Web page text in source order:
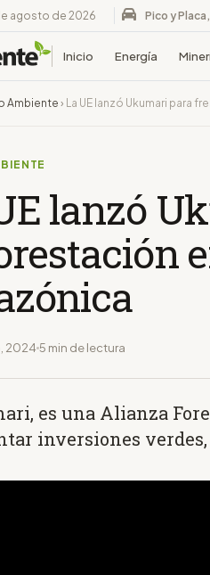
agosto de 2026 Pico y
Inicio Energía
Ambiente › La UE lanzó Ukumari para
lanzó
2024 5 min de lectura
es una Alianza
inversiones